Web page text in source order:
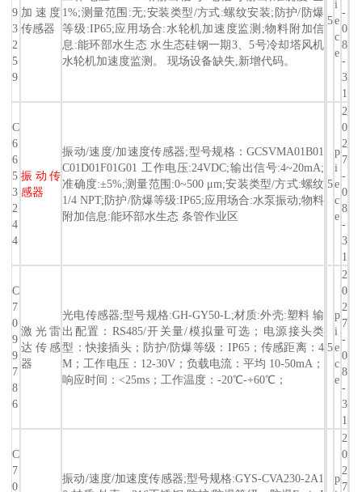
9
3
2
5
9
加速度
传感器
1%;测量范围:无;安装类型/方式:螺纹安装;防护/防爆
等级:IP65;应用场合:水轮机加速度监测;物料附加信
息:能环部水生态 水生态硅钢一期3、5号冷却塔风机
水轮机加速度监测。 现场设备缺失,新增代码。
5
i
e
c
e
-
0
8
-
3
1
C
6
6
5
3
2
4
4
振动传
感器
振动/速度/加速度传感器;型号规格：GCSVMA01B01
C01D01F01G01 工作电压:24VDC;输出信号:4~20mA;
准确度:±5%;测量范围:0~500 μm;安装类型/方式:螺纹
1/4 NPT;防护/防爆等级:IP65;应用场合:水泵振动;物料
附加信息:能环部水生态 条管作业区
5
p
i
e
c
e
2
0
2
7
-
0
8
-
3
1
C
7
0
9
9
7
8
6
激光雷
达传感
器
光电传感器;型号规格:GH-GY50-L;材质:外壳:塑料 输
出配置：RS485/开关量/模拟量可选；电源接头类
型：快接插头；防护/防爆等级：IP65；传感距离：4
M；工作电压：12-30V；负载电流：平均 10-50mA；
响应时间：<25ms；工作温度：-20℃-+60℃；
5
p
i
e
c
e
2
0
2
7
-
0
8
-
3
1
C
7
0
振动/速度/加速度传感器;型号规格:GYS-CVA230-2A1
p
2
0
2
7